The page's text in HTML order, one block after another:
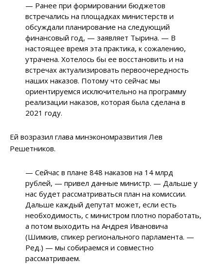
— Ранее при формировании бюджетов
встречались на площадках министерств и
обсуждали планирование на следующий
финансовый год, — заявляет Тырина. — В
настоящее время эта практика, к сожалению,
утрачена. Хотелось бы ее восстановить и на
встречах актуализировать первоочередность
наших наказов. Потому что сейчас мы
ориентируемся исключительно на программу
реализации наказов, которая была сделана в
2021 году.
Ей возразил глава минэкономразвития Лев
Решетников.
— Сейчас в плане 848 наказов на 14 млрд
рублей, — привел данные министр. — Дальше у
нас будет рассматриваться план на комиссии.
Дальше каждый депутат может, если есть
необходимость, с министром плотно поработать,
а потом выходить на Андрея Ивановича
(Шимкив, спикер регионального парламента. —
Ред.) — мы собираемся и совместно
рассматриваем.